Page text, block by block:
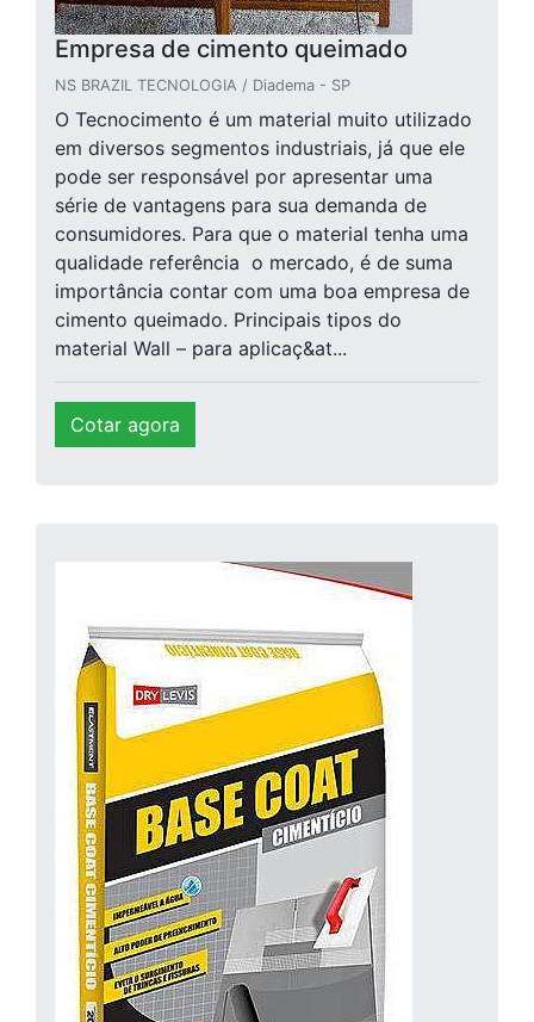
Empresa de cimento queimado
NS BRAZIL TECNOLOGIA / Diadema - SP
O Tecnocimento é um material muito utilizado
em diversos segmentos industriais, já que ele
pode ser responsável por apresentar uma
série de vantagens para sua demanda de
consumidores. Para que o material tenha uma
qualidade referência o mercado, é de suma
importância contar com uma boa empresa de
cimento queimado. Principais tipos do
material Wall – para aplicaç&at...
Cotar agora